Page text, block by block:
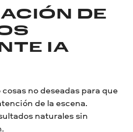
DE
IA
no deseadas para que
de la escena.
naturales sin